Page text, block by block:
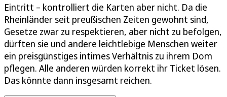
Eintritt – kontrolliert die Karten aber nicht. Da die
Rheinländer seit preußischen Zeiten gewohnt sind,
Gesetze zwar zu respektieren, aber nicht zu befolgen,
dürften sie und andere leichtlebige Menschen weiter
ein preisgünstiges intimes Verhältnis zu ihrem Dom
pflegen. Alle anderen würden korrekt ihr Ticket lösen.
Das könnte dann insgesamt reichen.